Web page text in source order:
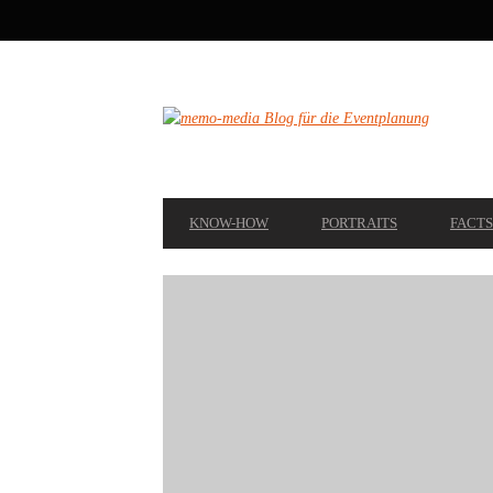
NAVIGATION
NAVIGATION
KNOW-HOW PORTRAITS FACTS